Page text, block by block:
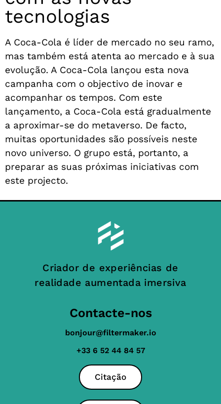
tecnologias
A Coca-Cola é líder de mercado no seu ramo,
mas também está atenta ao mercado e à sua
evolução. A Coca-Cola lançou esta nova
campanha com o objectivo de inovar e
acompanhar os tempos. Com este
lançamento, a Coca-Cola está gradualmente
a aproximar-se do metaverso. De facto,
muitas oportunidades são possíveis neste
novo universo. O grupo está, portanto, a
preparar as suas próximas iniciativas com
este projecto.
Criador de experiências de
realidade aumentada imersiva
Contacte-nos
bonjour@filtermaker.io
+33 6 52 44 84 57
Citação